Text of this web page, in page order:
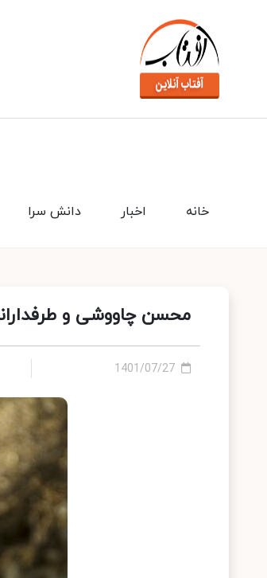
دانش سرا اخبار خانه
محسن چاووشی و
1401/07/27